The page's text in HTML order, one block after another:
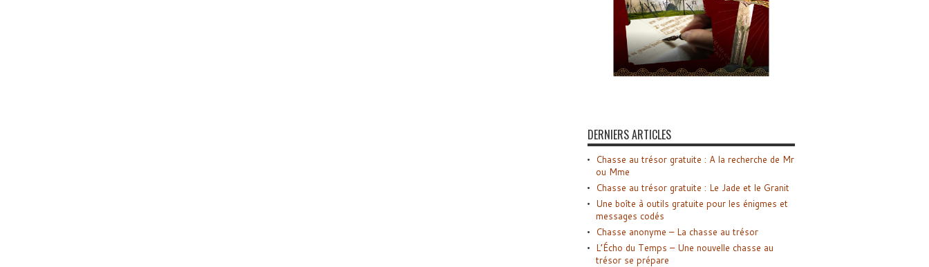
DERNIERS ARTICLES
Chasse au trésor gratuite : A la recherche de Mr
ou Mme
Chasse au trésor gratuite : Le Jade et le Granit
Une boîte à outils gratuite pour les énigmes et
messages codés
Chasse anonyme – La chasse au trésor
L’Écho du Temps – Une nouvelle chasse au
trésor se prépare